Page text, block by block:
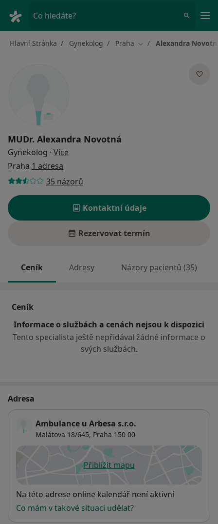
Co hledáte?
Hlavní Stránka Gynekolog Praha Změna města
Alexandra
MUDr. Alexandra Novotná
Gynekolog · Více
Praha 1 adresa
35 názorů
Kontaktní údaje
Rezervovat termín
Ceník Adresy Názory pacientů (35)
Ceník
Informace o službách a cenách nejsou k dispozici
Tento specialista ještě nepřidával žádné informace o
svých službách.
Adresa
Ambulance u Arbesa s.r.o.
Malátova 18/645, Praha 150 00
Přiblížit mapuse otevře v nové záložce
Dostupnost
Na této adrese online kalendář není aktivní
Co mám v takové situaci udělat?